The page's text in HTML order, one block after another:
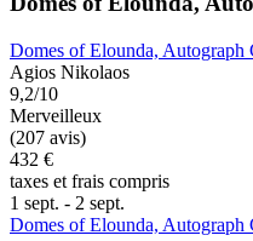
Domes of Elounda, Autograph
Agios Nikolaos
9,2/10
Merveilleux
(207 avis)
432 €
taxes et frais compris
1 sept. - 2 sept.
Domes of Elounda, Autograph